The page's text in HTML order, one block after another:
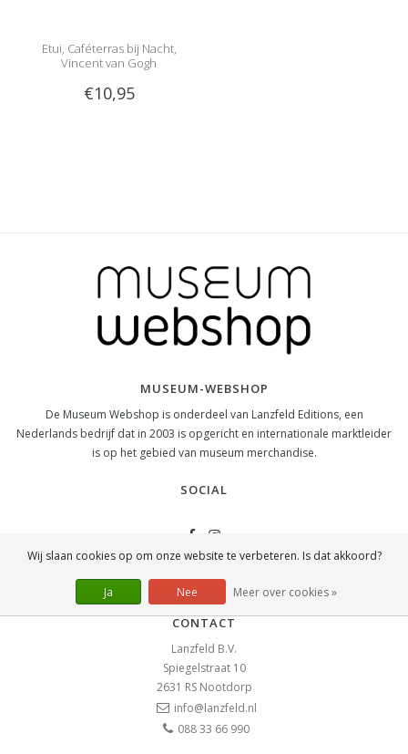
Etui, Caféterras bij Nacht,
Vincent van Gogh
€10,95
MUSEUM-WEBSHOP
De Museum Webshop is onderdeel van Lanzfeld Editions, een
Nederlands bedrijf dat in 2003 is opgericht en internationale marktleider
is op het gebied van museum merchandise.
SOCIAL
CONTACT
Lanzfeld B.V.
Spiegelstraat 10
2631 RS Nootdorp
info@lanzfeld.nl
088 33 66 990
Wij slaan cookies op om onze website te verbeteren. Is dat akkoord?
Ja Nee Meer over cookies »